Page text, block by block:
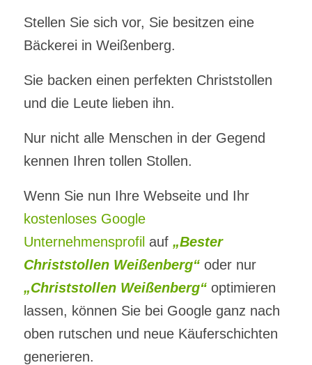
Stellen Sie sich vor, Sie besitzen eine
Bäckerei in Weißenberg.
Sie backen einen perfekten Christstollen
und die Leute lieben ihn.
Nur nicht alle Menschen in der Gegend
kennen Ihren tollen Stollen.
Wenn Sie nun Ihre Webseite und Ihr
kostenloses Google
Unternehmensprofilauf „Bester
Christstollen Weißenberg“oder nur
„Christstollen Weißenberg“optimieren
lassen, können Sie bei Google ganz nach
oben rutschen und neue Käuferschichten
generieren.